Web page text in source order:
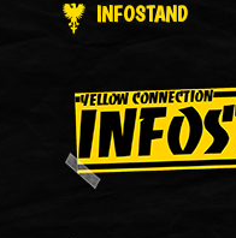
INFOSTAND